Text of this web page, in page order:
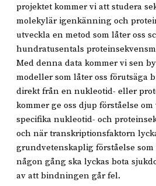
projektet kommer vi att studera
molekylär igenkänning och
utveckla en metod som låter oss
hundratusentals
Med denna data kommer vi sen
modeller som låter oss förutsäga
direkt från en nukleotid- eller
kommer ge oss djup förståelse
specifika nukleotid- och
och när transkriptionsfaktorn
grundvetenskaplig förståelse
någon gång ska lyckas bota
av att bindningen går fel.